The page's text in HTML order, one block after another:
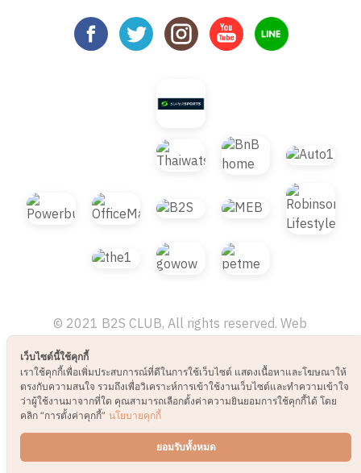
เว็บไซต์นี้ใช้คุกกี้
เราใช้คุกกี้เพื่อเพิ่มประสบการณ์ที่ดีในการใช้เว็บไซต์ แสดงเนื้อหาและโฆษณาให้
ตรงกับความสนใจ รวมถึงเพื่อวิเคราะห์การเข้าใช้งานเว็บไซต์และทำความเข้าใจ
ว่าผู้ใช้งานมาจากที่ใด คุณสามารถเลือกตั้งค่าความยินยอมการใช้คุกกี้ได้ โดย
คลิก “การตั้งค่าคุกกี้” นโยบายคุกกี้
ยอมรับทั้งหมด